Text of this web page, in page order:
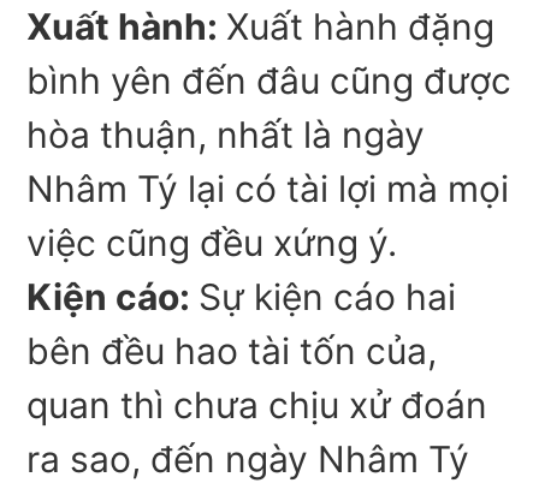
Xuất hành: Xuất hành đặng
bình yên đến đâu cũng được
hòa thuận, nhất là ngày
Nhâm Tý lại có tài lợi mà mọi
việc cũng đều xứng ý.
Kiện cáo: Sự kiện cáo hai
bên đều hao tài tốn của,
quan thì chưa chịu xử đoán
ra sao, đến ngày Nhâm Tý